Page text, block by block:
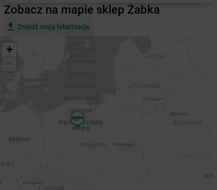
Zobacz na mapie sklep Żabka
Znajdź moją lokalizację
+